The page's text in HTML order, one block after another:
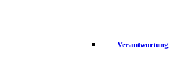
Verantwortung